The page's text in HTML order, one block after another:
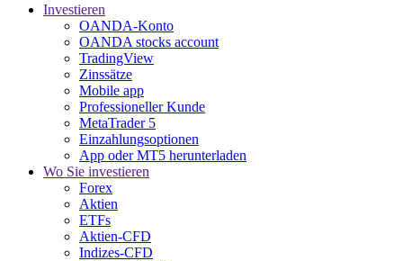
Investieren
OANDA-Konto
OANDA stocks account
TradingView
Zinssätze
Mobile app
Professioneller Kunde
MetaTrader 5
Einzahlungsoptionen
App oder MT5 herunterladen
Wo Sie investieren
Forex
Aktien
ETFs
Aktien-CFD
Indizes-CFD